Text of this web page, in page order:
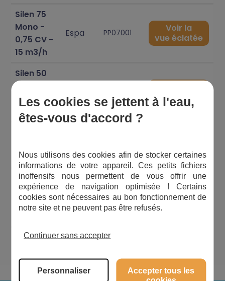
Silen 75
Mono -
0,75 CV -
15 m3/h
Espa PP07001
Voir la
vue éclatée
Silen 50
Mono -
0,5 CV -
12 m3/h
vue éclatée
- 18 m3/h
vue éclatée
Silen 30
Mono -
0,33 CV -
Espa PP07003
Voir la
vue éclatée
1
Les cookies se jettent à l'eau,
êtes-vous d'accord ?
Nous utilisons des cookies afin de stocker certaines
informations de votre appareil. Ces petits fichiers
inoffensifs nous permettent de vous offrir une
expérience de navigation optimisée ! Certains
cookies sont nécessaires au bon fonctionnement de
notre site et ne peuvent pas être refusés.
Continuer sans accepter
Personnaliser
Accepter tous les